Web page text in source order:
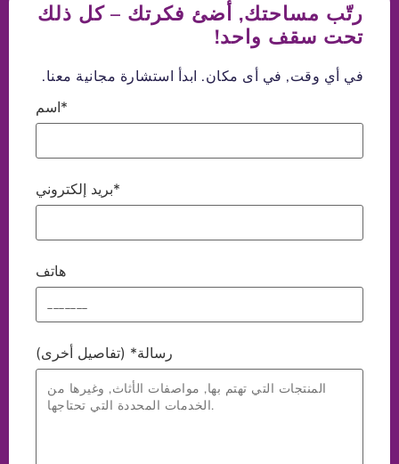
رتّب مساحتك, أضئ فكرتك – كل ذلك
تحت سقف واحد!
في أي وقت, في أى مكان. ابدأ استشارة مجانية معنا.
اسم*
بريد إلكتروني*
هاتف
رسالة* (تفاصيل أخرى)